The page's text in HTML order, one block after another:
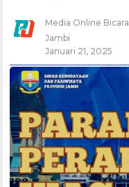
Media Online Bicara
Jambi
Januari 21, 2025